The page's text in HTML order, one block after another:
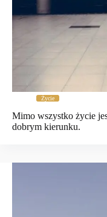
Życie
Mimo wszystko życie
dobrym kierunku.